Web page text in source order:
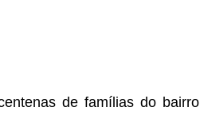
de famílias do bairro